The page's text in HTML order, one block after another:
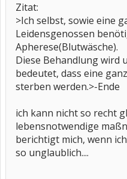
Zitat:
>Ich selbst, sowie eine
Leidensgenossen
Apherese(Blutwäsche).
Diese Behandlung wird
bedeutet, dass eine
sterben werden.>-Ende
ich kann nicht so recht
lebensnotwendige
berichtigt mich, wenn
so unglaublich....